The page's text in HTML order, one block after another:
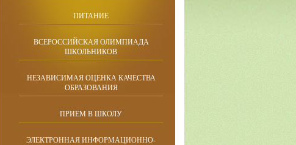
ПИТАНИЕ
ВСЕРОССИЙСКАЯ ОЛИМПИАДА
ШКОЛЬНИКОВ
НЕЗАВИСИМАЯ ОЦЕНКА КАЧЕСТВА
ОБРАЗОВАНИЯ
ПРИЕМ В ШКОЛУ
ЭЛЕКТРОННАЯ ИНФОРМАЦИОННО-